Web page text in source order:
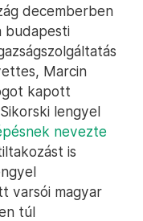
decemberben
budapesti
Marcin
kapott
lengyel
nevezte
is
varsói magyar
túl